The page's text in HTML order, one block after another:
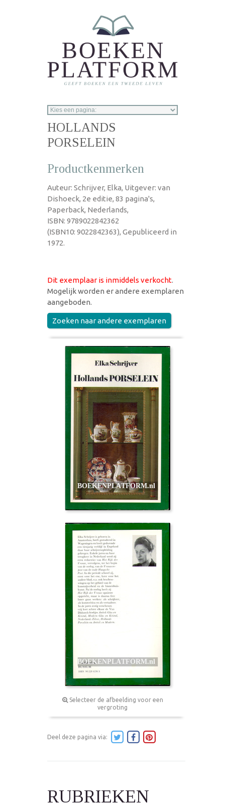
HOLLANDS
PORSELEIN
Productkenmerken
Auteur: Schrijver, Elka, Uitgever: van
Dishoeck, 2e editie, 83 pagina's,
Paperback, Nederlands,
ISBN: 9789022842362
(ISBN10: 9022842363), Gepubliceerd in
1972.
Dit exemplaar is inmiddels verkocht.
Mogelijk worden er andere exemplaren
aangeboden.
Zoeken naar andere exemplaren
Selecteer de afbeelding voor een
vergroting
Deel deze pagina via:
RUBRIEKEN